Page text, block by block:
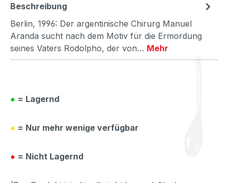
Beschreibung
Berlin, 1996: Der argentinische Chirurg Manuel
Aranda sucht nach dem Motiv für die Ermordung
seines Vaters Rodolpho, der von… Mehr
● = Lagernd
● = Nur mehr wenige verfügbar
● = Nicht Lagernd